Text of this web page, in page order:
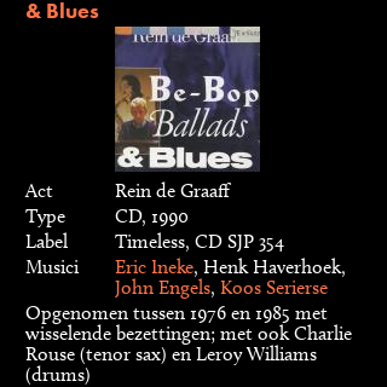
& Blues
Act
Rein de Graaff
Type
CD, 1990
Label
Timeless, CD SJP 354
Musici
Eric Ineke, Henk Haverhoek,
John Engels, Koos Serierse
Opgenomen tussen 1976 en 1985 met
wisselende bezettingen; met ook Charlie
Rouse (tenor sax) en Leroy Williams
(drums)